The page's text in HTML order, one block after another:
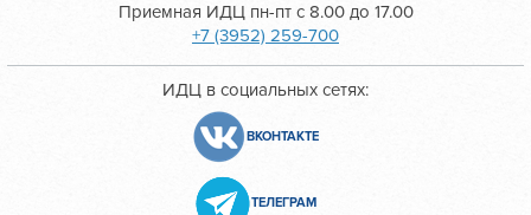
Приемная ИДЦ пн-пт с 8.00 до 17.00
+7 (3952) 259-700
ИДЦ в социальных сетях:
ВКОНТАКТЕ
ТЕЛЕГРАМ